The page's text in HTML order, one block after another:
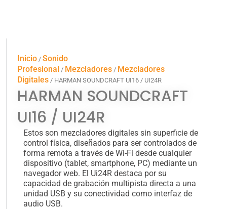
Inicio /Sonido
Profesional / Mezcladores / Mezcladores
Digitales / HARMAN SOUNDCRAFT UI16 / UI24R
HARMAN SOUNDCRAFT
UI16 / UI24R
Estos son mezcladores digitales sin superficie de
control física, diseñados para ser controlados de
forma remota a través de Wi-Fi desde cualquier
dispositivo (tablet, smartphone, PC) mediante un
navegador web. El Ui24R destaca por su
capacidad de grabación multipista directa a una
unidad USB y su conectividad como interfaz de
audio USB.